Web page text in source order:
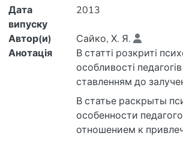
Дата
випуску
2013
Автор(и)
Сайко, Х. Я.
Анотація
В статті розкриті
особливості педагогів
ставленням до
загальноосвітні
В статье раскрыты
особенности